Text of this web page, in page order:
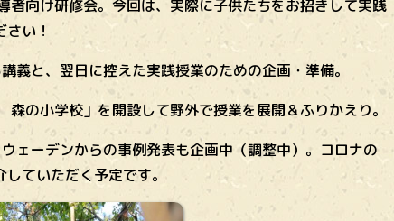
者向け研修会。今回は、実際に子供たちをお招きして実践
い！
義と、翌日に控えた実践授業のための企画・準備。
の小学校」を開設して野外で授業を展開＆ふりかえり。
ェーデンからの事例発表も企画中（調整中）。コロナの
ていただく予定です。